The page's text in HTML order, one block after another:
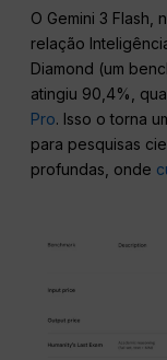
O Gemini 3 Flash,
relação
Diamond (um
atingiu 90,4%,
Pro. Isso o torna
para pesquisas
profundas, onde